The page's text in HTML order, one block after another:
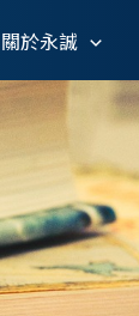
關於永誠